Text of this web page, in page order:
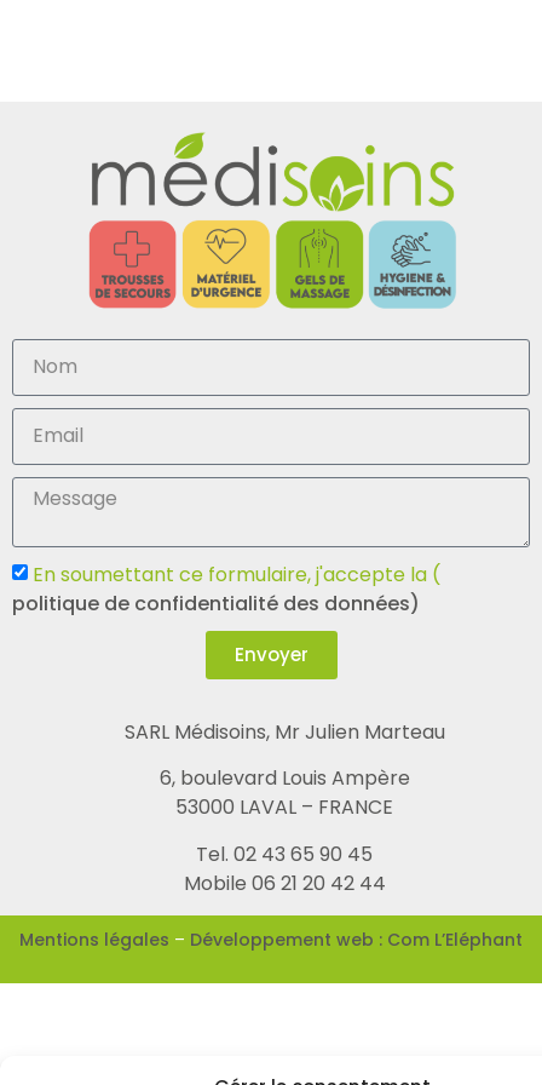
En soumettant ce formulaire, j'accepte la (
politique de confidentialité des données)
Envoyer
SARL Médisoins, Mr Julien Marteau
6, boulevard Louis Ampère
53000 LAVAL – FRANCE
Tel. 02 43 65 90 45
Mobile 06 21 20 42 44
Mentions légales – Développement web : Com L’Eléphant